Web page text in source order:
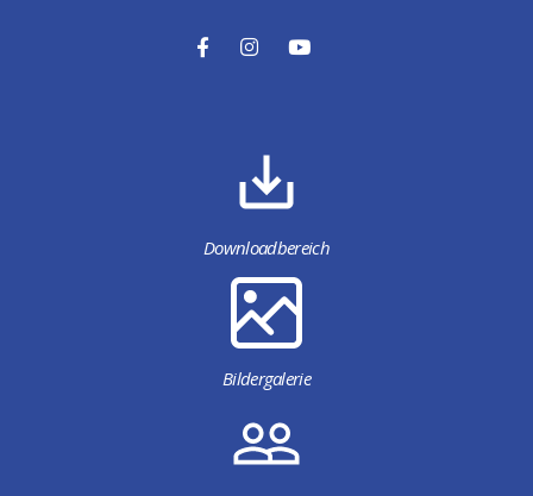
Downloadbereich
Bildergalerie